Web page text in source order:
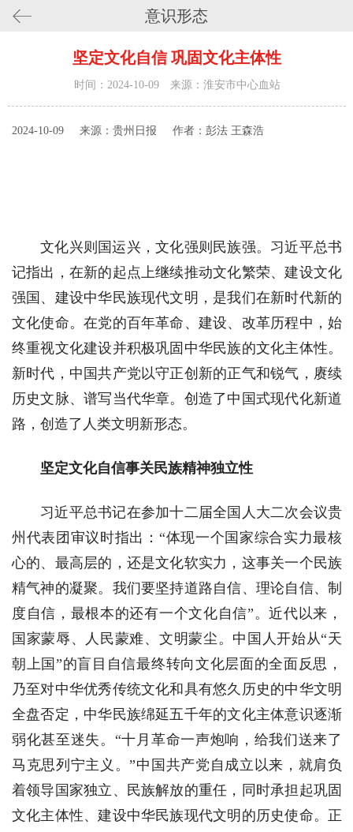
意识形态
坚定文化自信 巩固文化主体性
时间：2024-10-09 来源：淮安市中心血站
2024-10-09 来源：贵州日报 作者：彭法 王森浩
文化兴则国运兴，文化强则民族强。习近平总书
记指出，在新的起点上继续推动文化繁荣、建设文化
强国、建设中华民族现代文明，是我们在新时代新的
文化使命。在党的百年革命、建设、改革历程中，始
终重视文化建设并积极巩固中华民族的文化主体性。
新时代，中国共产党以守正创新的正气和锐气，赓续
历史文脉、谱写当代华章。创造了中国式现代化新道
路，创造了人类文明新形态。
坚定文化自信事关民族精神独立性
习近平总书记在参加十二届全国人大二次会议贵
州代表团审议时指出：“体现一个国家综合实力最核
心的、最高层的，还是文化软实力，这事关一个民族
精气神的凝聚。我们要坚持道路自信、理论自信、制
度自信，最根本的还有一个文化自信”。近代以来，
国家蒙辱、人民蒙难、文明蒙尘。中国人开始从“天
朝上国”的盲目自信最终转向文化层面的全面反思，
乃至对中华优秀传统文化和具有悠久历史的中华文明
全盘否定，中华民族绵延五千年的文化主体意识逐渐
弱化甚至迷失。“十月革命一声炮响，给我们送来了
马克思列宁主义。”中国共产党自成立以来，就肩负
着领导国家独立、民族解放的重任，同时承担起巩固
文化主体性、建设中华民族现代文明的历史使命。正